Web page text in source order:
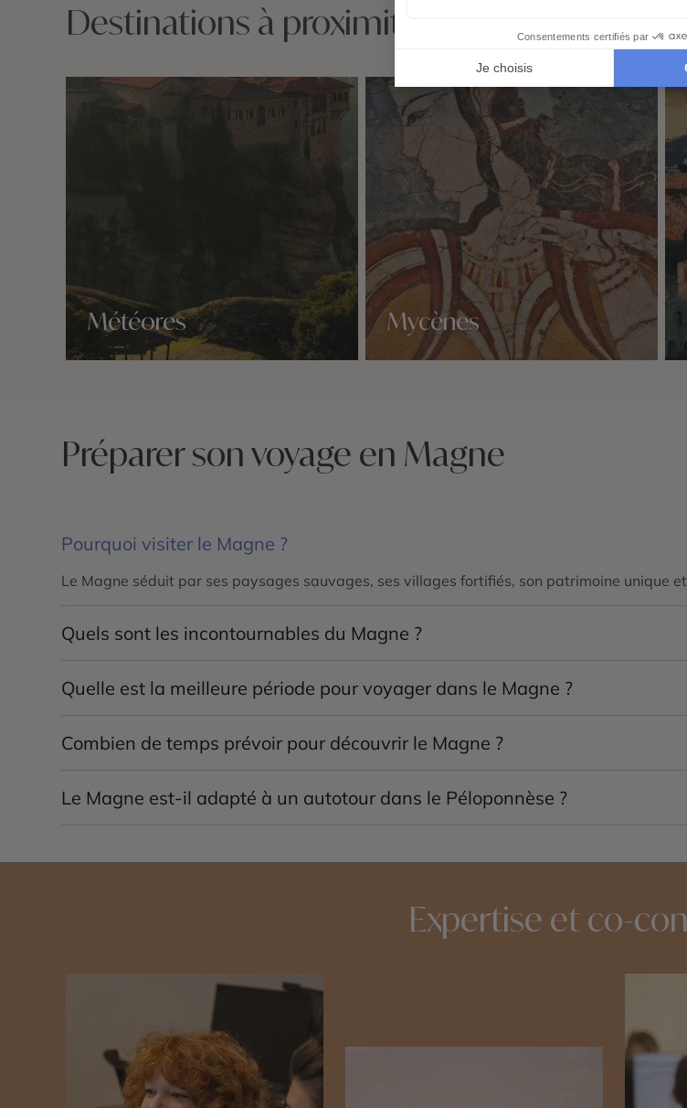
Destinations à proximité de Magne
Météores Mycènes
Préparer son voyage en Magne
Pourquoi visiter le Magne ?
Le Magne séduit par ses paysages sauvages, ses villages fortifiés, son patrimoine unique
Quels sont les incontournables du Magne ?
Quelle est la meilleure période pour voyager dans le Magne ?
Combien de temps prévoir pour découvrir le Magne ?
Le Magne est-il adapté à un autotour dans le Péloponnèse ?
Expertise et co-